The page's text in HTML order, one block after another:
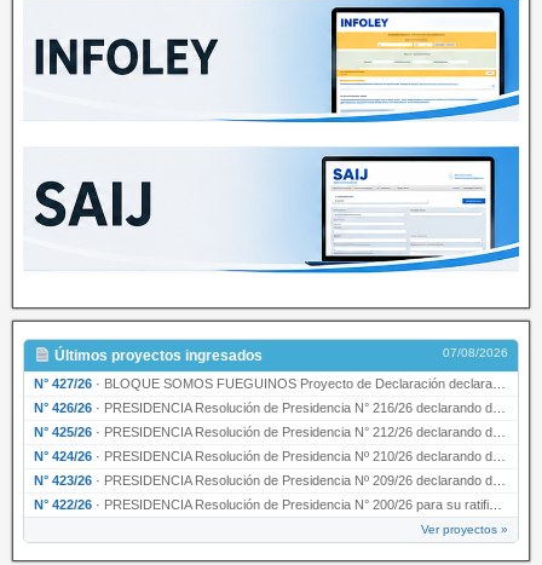
Últimos proyectos ingresados 07/08/2026
N° 427/26 · BLOQUE SOMOS FUEGUINOS Proyecto de Declaración declarando de interés provincial PRESIDENCI…
N° 426/26 · PRESIDENCIA Resolución de Presidencia N° 216/26 declarando de interés provincial la labor …
N° 425/26 · PRESIDENCIA Resolución de Presidencia N° 212/26 declarando de interés provincial el “50° A…
N° 424/26 · PRESIDENCIA Resolución de Presidencia Nº 210/26 declarando de interés provincial el proyec…
N° 423/26 · PRESIDENCIA Resolución de Presidencia Nº 209/26 declarando de interés provincial la presen…
N° 422/26 · PRESIDENCIA Resolución de Presidencia N° 200/26 para su ratificación.
Ver proyectos »